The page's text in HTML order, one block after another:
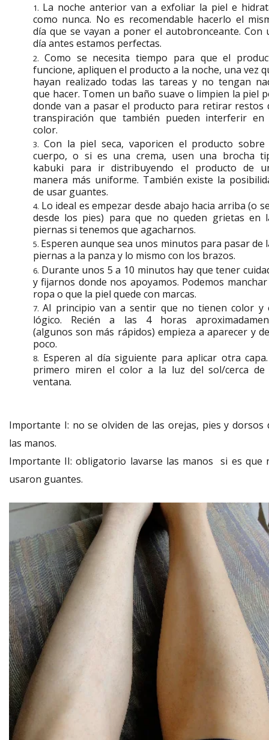
La noche anterior van a exfoliar la piel e
como nunca. No es recomendable hacerlo el
día que se vayan a poner el autobronceante. Con
día antes estamos perfectas.
Como se necesita tiempo para que el
funcione, apliquen el producto a la noche, una vez
hayan realizado todas las tareas y no tengan
que hacer. Tomen un baño suave o limpien la piel
donde van a pasar el producto para retirar restos
transpiración que también pueden interferir en
color.
Con la piel seca, vaporicen el producto sobre
cuerpo, o si es una crema, usen una brocha
kabuki para ir distribuyendo el producto de
manera más uniforme. También existe la
de usar guantes.
Lo ideal es empezar desde abajo hacia arriba (o
desde los pies) para que no queden grietas en
piernas si tenemos que agacharnos.
Esperen aunque sea unos minutos para pasar de
piernas a la panza y lo mismo con los brazos.
Durante unos 5 a 10 minutos hay que tener
y fijarnos donde nos apoyamos. Podemos
ropa o que la piel quede con marcas.
Al principio van a sentir que no tienen color y
lógico. Recién a las 4 horas
(algunos son más rápidos) empieza a aparecer y
poco.
Esperen al día siguiente para aplicar otra
primero miren el color a la luz del sol/cerca de
ventana.
Importante I: no se olviden de las orejas, pies y dorsos
las manos.
Importante II: obligatorio lavarse las manos si es que
usaron guantes.